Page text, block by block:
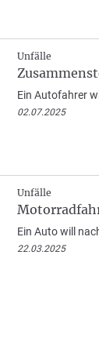
Unfälle
Ein Autofahrer
02.07.2025
Unfälle
Ein Auto will
22.03.2025